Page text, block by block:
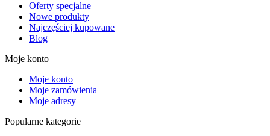
Oferty specjalne
Nowe produkty
Najczęściej kupowane
Blog
Moje konto
Moje konto
Moje zamówienia
Moje adresy
Popularne kategorie